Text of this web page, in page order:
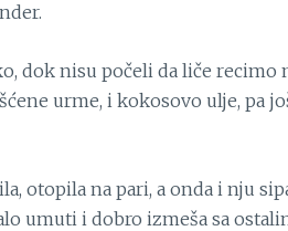
dok nisu počeli da liče recimo
urme, i kokosovo ulje, pa
otopila na pari, a onda i nju
umuti i dobro izmeša sa